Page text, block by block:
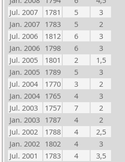
Jul. 2007
1781 5
3
Jan. 2007 1783 5
2
Jul. 2006
1812 6
3
Jan. 2006 1798 6
3
Jul. 2005
1801 2
1,5
Jan. 2005 1789 5
3
Jul. 2004
1770 3
2
Jan. 2004 1765 4
3
Jul. 2003
1757 7
2
Jan. 2003 1787 4
2
Jul. 2002
1788 4
2,5
Jan. 2002 1802 4
3
Jul. 2001
1783 4
3,5